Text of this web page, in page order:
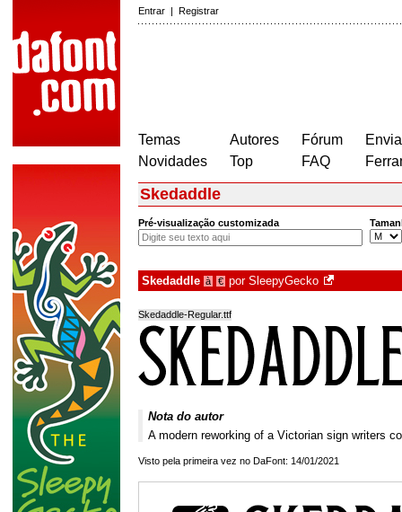
Entrar | Registrar
Temas
Novidades
Autores
Top
Fórum
FAQ
Skedaddle
Pré-visualização customizada
Skedaddle à € por SleepyGecko
Skedaddle-Regular.ttf
Nota do autor
A modern reworking of a Victorian sign writers
Visto pela primeira vez no DaFont: 14/01/2021